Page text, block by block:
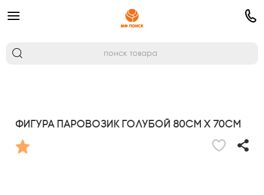
Фигура Паровозик голубой 80см х 70см